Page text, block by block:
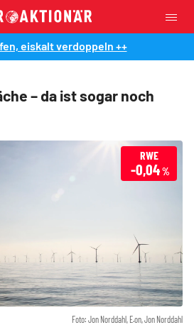
eiskalt verdoppeln ++
– da ist sogar noch
Foto: Jon Norddahl, E.on, Jon Norddahl
RWE
-0,04%